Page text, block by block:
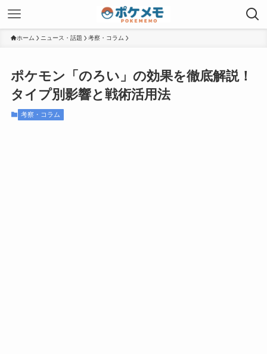
ホーム ニュース・話題 考察・コラム
ポケモン「のろい」の効果を徹底解説！
タイプ別影響と戦術活用法
考察・コラム